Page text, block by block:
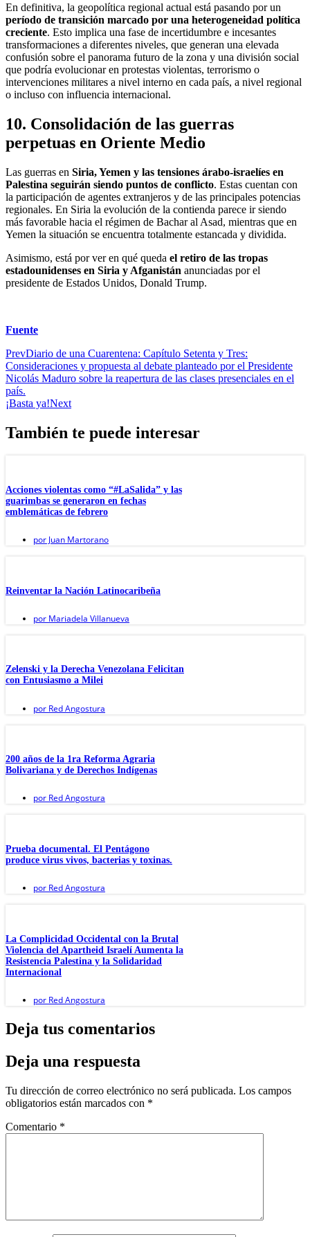
En definitiva, la geopolítica regional actual está pasando por un
período de transición marcado por una heterogeneidad política
creciente. Esto implica una fase de incertidumbre e incesantes
transformaciones a diferentes niveles, que generan una elevada
confusión sobre el panorama futuro de la zona y una división social
que podría evolucionar en protestas violentas, terrorismo o
intervenciones militares a nivel interno en cada país, a nivel regional
o incluso con influencia internacional.
10. Consolidación de las guerras
perpetuas en Oriente Medio
Las guerras en Siria, Yemen y las tensiones árabo-israelíes en
Palestina seguirán siendo puntos de conflicto. Estas cuentan con
la participación de agentes extranjeros y de las principales potencias
regionales. En Siria la evolución de la contienda parece ir siendo
más favorable hacia el régimen de Bachar al Asad, mientras que en
Yemen la situación se encuentra totalmente estancada y dividida.
Asimismo, está por ver en qué queda el retiro de las tropas
estadounidenses en Siria y Afganistán anunciadas por el
presidente de Estados Unidos, Donald Trump.
Fuente
PrevDiario de una Cuarentena: Capítulo Setenta y Tres:
Consideraciones y propuesta al debate planteado por el Presidente
Nicolás Maduro sobre la reapertura de las clases presenciales en el
país.
¡Basta ya!Next
También te puede interesar
Acciones violentas como “#LaSalida” y las
guarimbas se generaron en fechas
emblemáticas de febrero
por Juan Martorano
Reinventar la Nación Latinocaribeña
por Mariadela Villanueva
Zelenski y la Derecha Venezolana Felicitan
con Entusiasmo a Milei
por Red Angostura
200 años de la 1ra Reforma Agraria
Bolivariana y de Derechos Indígenas
por Red Angostura
Prueba documental. El Pentágono
produce virus vivos, bacterias y toxinas.
por Red Angostura
La Complicidad Occidental con la Brutal
Violencia del Apartheid Israelí Aumenta la
Resistencia Palestina y la Solidaridad
Internacional
por Red Angostura
Deja tus comentarios
Deja una respuesta
Tu dirección de correo electrónico no será publicada. Los campos
obligatorios están marcados con *
Comentario *